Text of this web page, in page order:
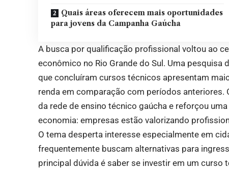
Quais áreas oferecem mais oportunidades
para jovens da Campanha Gaúcha
A busca por qualificação profissional voltou ao
econômico no Rio Grande do Sul. Uma
que concluíram cursos técnicos apresentam
renda em comparação com períodos anteriores.
da rede de ensino técnico gaúcha e reforçou
economia: empresas estão valorizando
O tema desperta interesse especialmente em
frequentemente buscam alternativas para
principal dúvida é saber se investir em um